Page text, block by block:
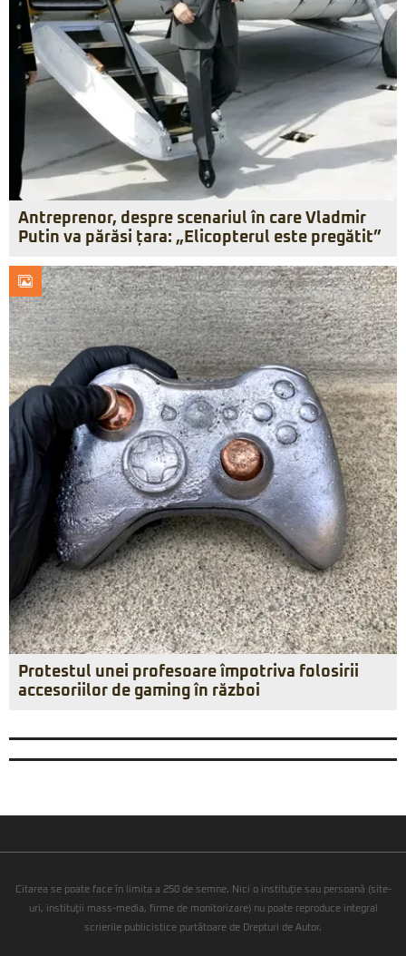
Antreprenor, despre scenariul în care Vladmir
Putin va părăsi țara: „Elicopterul este pregătit”
Protestul unei profesoare împotriva folosirii
accesoriilor de gaming în război
Citarea se poate face în limita a 250 de semne. Nici o instituţie sau persoană (site-
uri, instituţii mass-media, firme de monitorizare) nu poate reproduce integral
scrierile publicistice purtătoare de Drepturi de Autor.